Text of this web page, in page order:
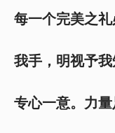
每一个完美之
我手，明视予
专心一意。力